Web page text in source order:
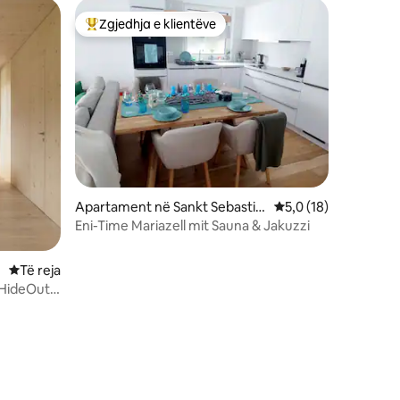
Vendqëndrim i ri
Të reja
Më të mirat e zgjedhjeve të klientëve
Zgjedhja e klientëve
Apartament në Sankt Sebastia
n
Vlerësimi mesatar
5,0 (18)
Eni-Time Mariazell mit Sauna & Jakuzzi